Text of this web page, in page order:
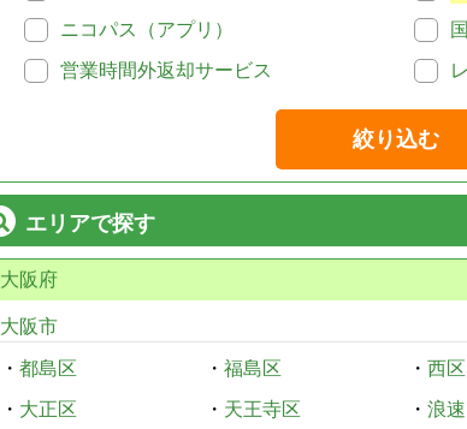
ニコパス（アプリ）
営業時間外返却サービス
絞り込む
エリアで探す
大阪府
大阪市
・ 都島区 ・ 福島区 ・ 西区
・ 大正区 ・ 天王寺区 ・ 浪